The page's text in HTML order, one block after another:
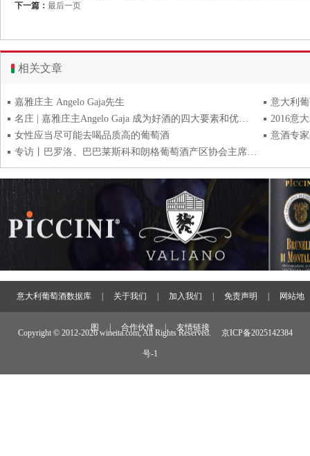
下一篇： 最后一页
相关文章
嘉雅庄主 Angelo Gaja先生
意大利
名庄 | 嘉雅庄主Angelo Gaja 成为好酒的四大要素和优雅的意义
2016意
女性应当尽可能去喝品质高的葡萄酒
专访丨巴罗洛、巴巴莱斯科和朗格葡萄酒产区协会主席Matteo Ascheri 高温来袭，产区如何应对？
意大利葡萄酒数据库 关于我们 加入我们 免责声明 网站地
图 合作伙伴 友情链接
Copyright © 2012-2026 wineita.com, All Rights Reserved. 京ICP备2025142384
号-1